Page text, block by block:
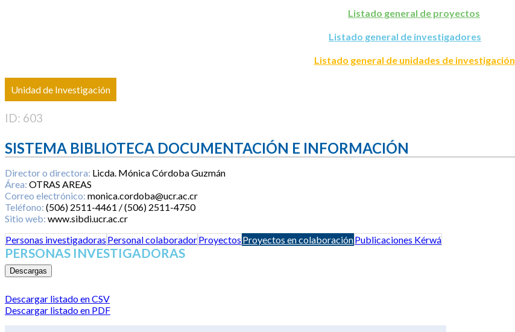
Listado general de proyectos
Listado general de investigadores
Listado general de unidades de investigación
Unidad de Investigación
ID: 603
SISTEMA BIBLIOTECA DOCUMENTACIÓN E INFORMACIÓN
Director o directora: Licda. Mónica Córdoba Guzmán
Área: OTRAS AREAS
Correo electrónico: monica.cordoba@ucr.ac.cr
Teléfono: (506) 2511-4461 / (506) 2511-4750
Sitio web: www.sibdi.ucr.ac.cr
Personas investigadoras Personal colaboradorProyectos Proyectos en colaboraciónPublicaciones Kérwá
PERSONAS INVESTIGADORAS
Descargas
Descargar listado en CSV
Descargar listado en PDF